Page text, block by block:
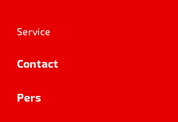
Service
Contact
Pers